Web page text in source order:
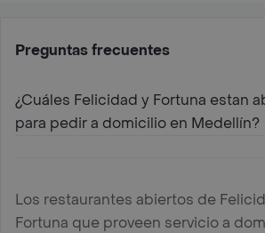
Preguntas frecuentes
¿Cuáles Felicidad y Fortuna estan
para pedir a domicilio en Medellín?
Los restaurantes abiertos de
Fortuna que proveen servicio a